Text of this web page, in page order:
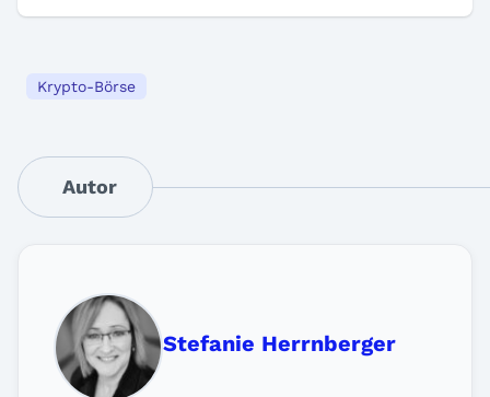
Krypto-Börse
Autor
Stefanie Herrnberger